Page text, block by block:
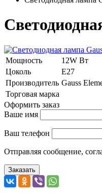
Мощность
12W Вт
Цоколь
E27
Производитель Gauss
Торговая марка
Оформить заказ
Ваше имя
Ваш телефон
Отправляя сообщение,
Заказать